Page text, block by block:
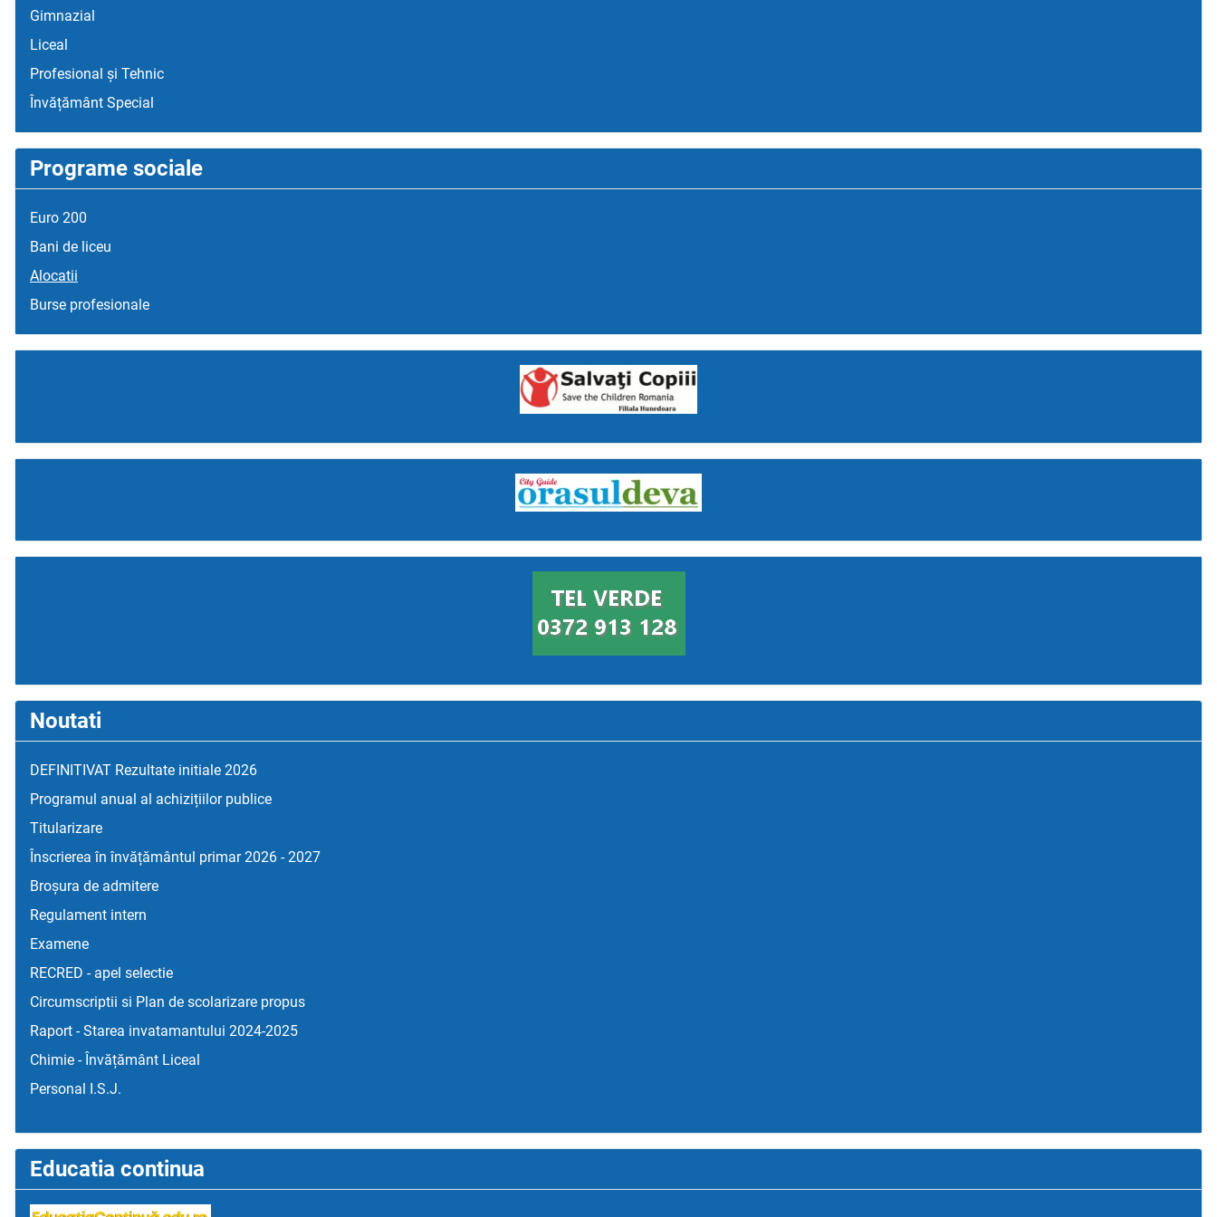
Gimnazial
Liceal
Profesional și Tehnic
Învățământ Special
Programe sociale
Euro 200
Bani de liceu
Alocatii
Burse profesionale
Noutati
DEFINITIVAT Rezultate initiale 2026
Programul anual al achizițiilor publice
Titularizare
Înscrierea în învățământul primar 2026 - 2027
Broșura de admitere
Regulament intern
Examene
RECRED - apel selectie
Circumscriptii si Plan de scolarizare propus
Raport - Starea invatamantului 2024-2025
Chimie - Învățământ Liceal
Personal I.S.J.
Educatia continua